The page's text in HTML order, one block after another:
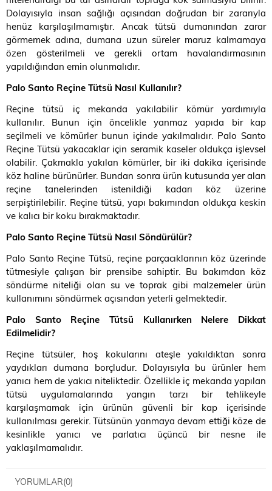
Dolayısıyla insan sağlığı açısından doğrudan bir zararıyla
henüz karşılaşılmamıştır. Ancak tütsü dumanından zarar
görmemek adına, dumana uzun süreler maruz kalmamaya
özen gösterilmeli ve gerekli ortam havalandırmasının
yapıldığından emin olunmalıdır.
Palo Santo Reçine Tütsü Nasıl Kullanılır?
Reçine tütsü iç mekanda yakılabilir kömür yardımıyla
kullanılır. Bunun için öncelikle yanmaz yapıda bir kap
seçilmeli ve kömürler bunun içinde yakılmalıdır. Palo Santo
Reçine Tütsü yakacaklar için seramik kaseler oldukça işlevsel
olabilir. Çakmakla yakılan kömürler, bir iki dakika içerisinde
köz haline bürünürler. Bundan sonra ürün kutusunda yer alan
reçine tanelerinden istenildiği kadarı köz üzerine
serpiştirilebilir. Reçine tütsü, yapı bakımından oldukça keskin
ve kalıcı bir koku bırakmaktadır.
Palo Santo Reçine Tütsü Nasıl Söndürülür?
Palo Santo Reçine Tütsü, reçine parçacıklarının köz üzerinde
tütmesiyle çalışan bir prensibe sahiptir. Bu bakımdan köz
söndürme niteliği olan su ve toprak gibi malzemeler ürün
kullanımını söndürmek açısından yeterli gelmektedir.
Palo Santo Reçine Tütsü Kullanırken Nelere Dikkat
Edilmelidir?
Reçine tütsüler, hoş kokularını ateşle yakıldıktan sonra
yaydıkları dumana borçludur. Dolayısıyla bu ürünler hem
yanıcı hem de yakıcı niteliktedir. Özellikle iç mekanda yapılan
tütsü uygulamalarında yangın tarzı bir tehlikeyle
karşılaşmamak için ürünün güvenli bir kap içerisinde
kullanılması gerekir. Tütsünün yanmaya devam ettiği köze de
kesinlikle yanıcı ve parlatıcı üçüncü bir nesne ile
yaklaşılmamalıdır.
YORUMLAR(0)